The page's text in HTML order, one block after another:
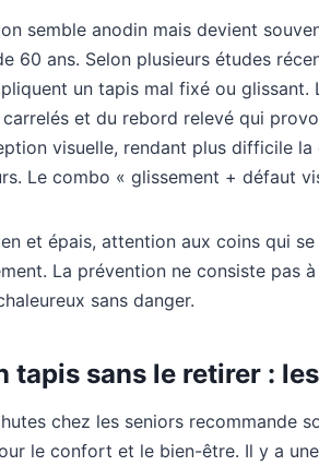
semble anodin mais devient
60 ans. Selon plusieurs études
un tapis mal fixé ou
et du rebord relevé qui
visuelle, rendant plus difficile
Le combo « glissement + défaut
et épais, attention aux coins qui
La prévention ne consiste pas
sans danger.
tapis sans le retirer :
chez les seniors recommande
le confort et le bien-être. Il y a